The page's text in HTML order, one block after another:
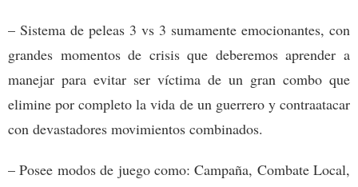
– Sistema de peleas 3 vs 3 sumamente emocionantes, con
grandes momentos de crisis que deberemos aprender a
manejar para evitar ser víctima de un gran combo que
elimine por completo la vida de un guerrero y contraatacar
con devastadores movimientos combinados.
– Posee modos de juego como: Campaña, Combate Local,